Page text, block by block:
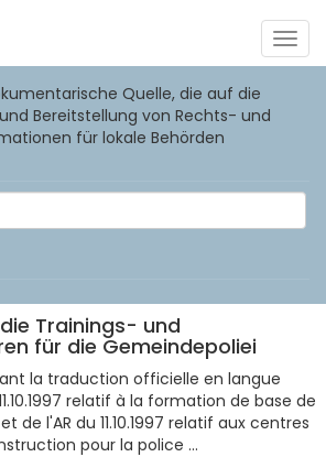
Quelle, die auf die
Bereitstellung von Rechts- und
für lokale Behörden
die Trainings- und
für die Gemeindepoliei
la traduction officielle en langue
relatif à la formation de base de
de l'AR du 11.10.1997 relatif aux centres
pour la police ...